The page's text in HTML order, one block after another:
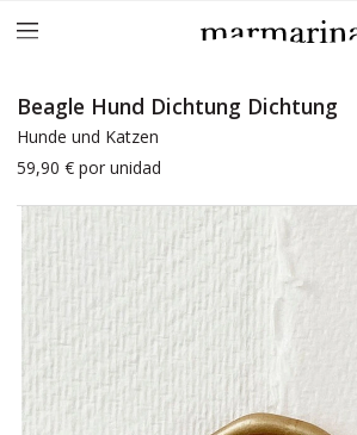
Beagle Hund Dichtung Dichtung
Hunde und Katzen
59,90 € por unidad